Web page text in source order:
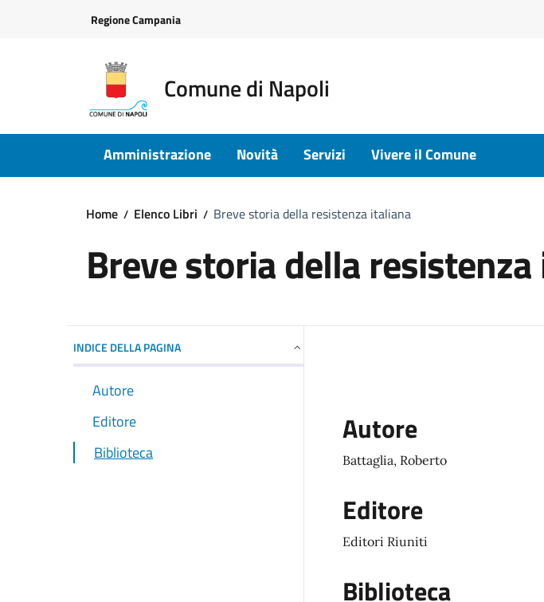
Regione Campania
Comune di Napoli
Amministrazione Novità Servizi Vivere il Comune
Home Elenco Libri Breve storia della resistenza italiana
Breve storia della
INDICE DELLA PAGINA
Autore
Editore
Biblioteca
Autore
Battaglia, Roberto
Editore
Editori Riuniti
Biblioteca